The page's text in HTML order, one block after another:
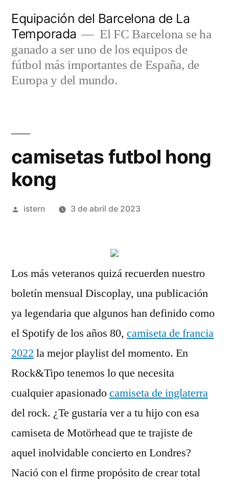
contenido
Equipación del Barcelona de La
Temporada
El FC Barcelona se ha
ganado a ser uno de los equipos de
fútbol más importantes de España, de
Europa y del mundo.
camisetas futbol hong
kong
Publicado
istern 3 de abril de 2023
Los más veteranos quizá recuerden nuestro
boletín mensual Discoplay, una publicación
ya legendaria que algunos han definido como
el Spotify de los años 80, camiseta de francia
2022 la mejor playlist del momento. En
Rock&Tipo tenemos lo que necesita
cualquier apasionadocamiseta de inglaterra
del rock. ¿Te gustaría ver a tu hijo con esa
camiseta de Motörhead que te trajiste de
aquel inolvidable concierto en Londres?
Nació con el firme propósito de crear total